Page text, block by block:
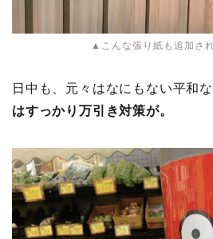
▲こんな張り紙も追加さ
日中も、元々はなにもない平和
はすっかり万引き対策が。